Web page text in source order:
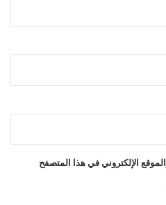
الإلكتروني في هذا المتصفح